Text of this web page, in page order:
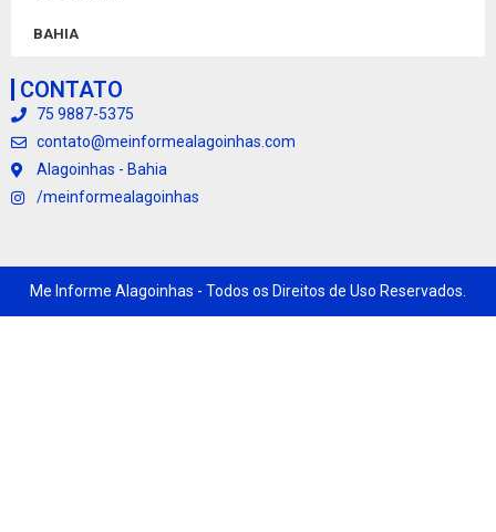
BAHIA
CONTATO
75 9887-5375
contato@meinformealagoinhas.com
Alagoinhas - Bahia
/meinformealagoinhas
Me Informe Alagoinhas - Todos os Direitos de Uso Reservados.